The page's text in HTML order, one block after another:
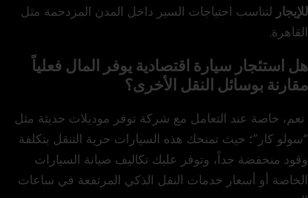
للإيجار لتناسب احتياجات السير داخل المدن المزدحمة مثل
القاهرة.
هل استئجار سيارة اقتصادية يوفر المال فعلياً
مقارنة بوسائل النقل الأخرى؟
نعم، خاصة عند التعامل مع شركة توفر موديلات حديثة مثل
“سولو كار”؛ حيث تمنحك هذه السيارات حرية التنقل بتكلفة
وقود منخفضة جداً، وتوفر عليك تكاليف صيانة السيارات
الخاصة أو أسعار خدمات النقل الذكي المرتفعة في ساعات